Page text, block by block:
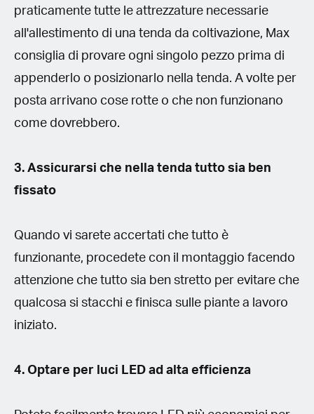
praticamente tutte le attrezzature necessarie
all'allestimento di una tenda da coltivazione, Max
consiglia di provare ogni singolo pezzo prima di
appenderlo o posizionarlo nella tenda. A volte per
posta arrivano cose rotte o che non funzionano
come dovrebbero.
3. Assicurarsi che nella tenda tutto sia ben
fissato
Quando vi sarete accertati che tutto è
funzionante, procedete con il montaggio facendo
attenzione che tutto sia ben stretto per evitare che
qualcosa si stacchi e finisca sulle piante a lavoro
iniziato.
4. Optare per luci LED ad alta efficienza